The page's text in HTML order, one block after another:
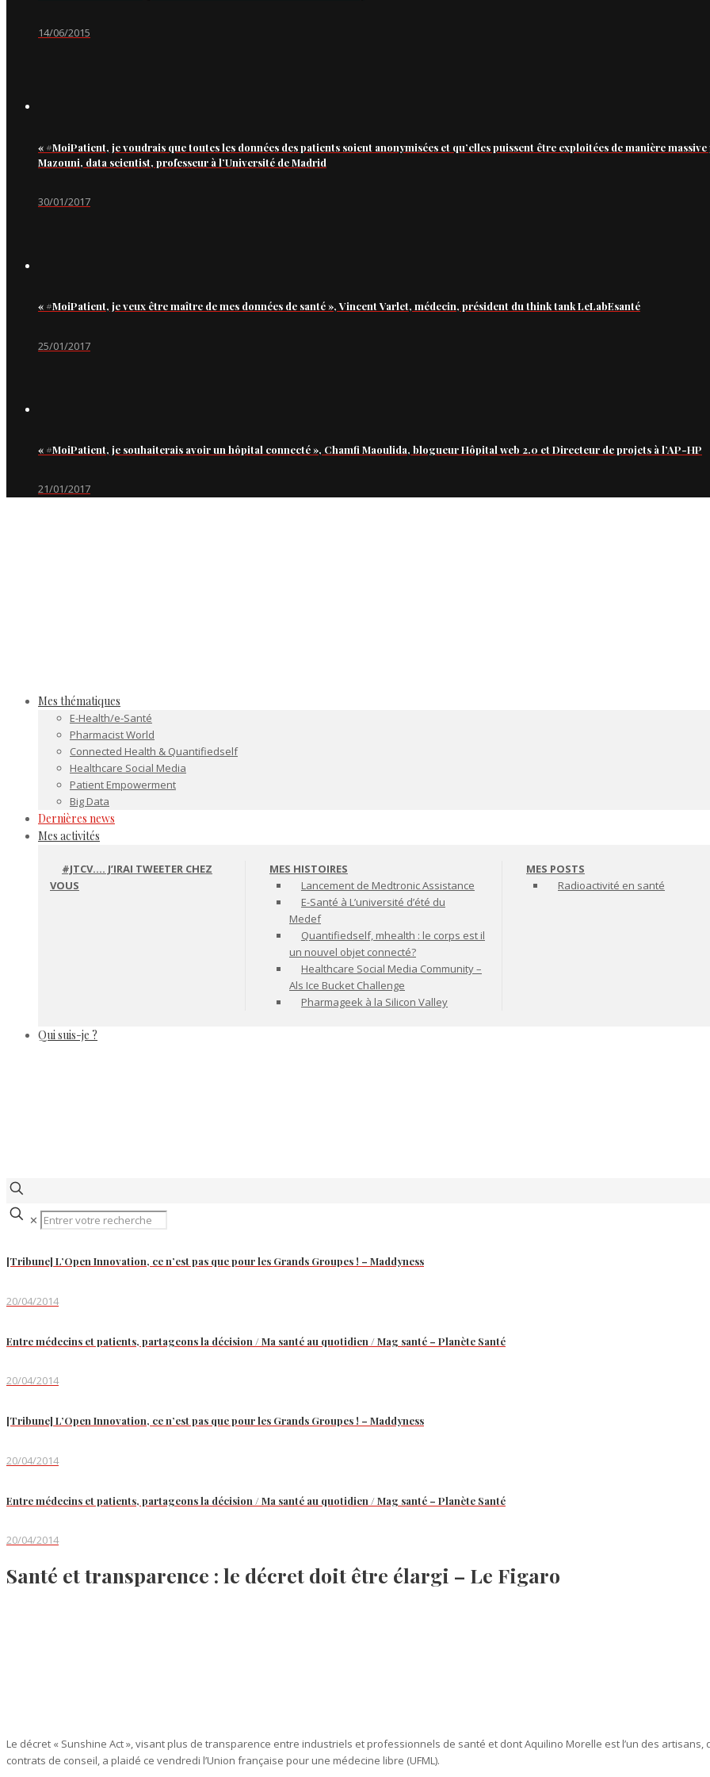
14/06/2015
« #MoiPatient, je voudrais que toutes les données des patients soient anonymisées et qu’elles puissent être exploitées de manière
Mazouni, data scientist, professeur à l’Université de Madrid
30/01/2017
« #MoiPatient, je veux être maître de mes données de santé », Vincent Varlet, médecin, président du think tank LeLabEsanté
25/01/2017
« #MoiPatient, je souhaiterais avoir un hôpital connecté », Chamfi Maoulida, blogueur Hôpital web 2.0 et Directeur de projets à l’AP-HP
21/01/2017
Mes thématiques
E-Health/e-Santé
Pharmacist World
Connected Health & Quantifiedself
Healthcare Social Media
Patient Empowerment
Big Data
Dernières news
Mes activités
#JTCV…. J’IRAI TWEETER CHEZ
VOUS
MES HISTOIRES
Lancement de Medtronic Assistance
E-Santé à L’université d’été du
Medef
Quantifiedself, mhealth : le corps est il
un nouvel objet connecté?
Healthcare Social Media Community –
Als Ice Bucket Challenge
Pharmageek à la Silicon Valley
MES POSTS
Radioactivité en santé
Qui suis-je ?
✕
[Tribune] L’Open Innovation, ce n’est pas que pour les Grands Groupes ! – Maddyness
20/04/2014
Entre médecins et patients, partageons la décision / Ma santé au quotidien / Mag santé – Planète Santé
20/04/2014
[Tribune] L’Open Innovation, ce n’est pas que pour les Grands Groupes ! – Maddyness
20/04/2014
Entre médecins et patients, partageons la décision / Ma santé au quotidien / Mag santé – Planète Santé
20/04/2014
Santé et transparence : le décret doit être élargi – Le Figaro
Le décret « Sunshine Act », visant plus de transparence entre industriels et professionnels de santé et dont Aquilino Morelle est l’un des
contrats de conseil, a plaidé ce vendredi l’Union française pour une médecine libre (UFML).